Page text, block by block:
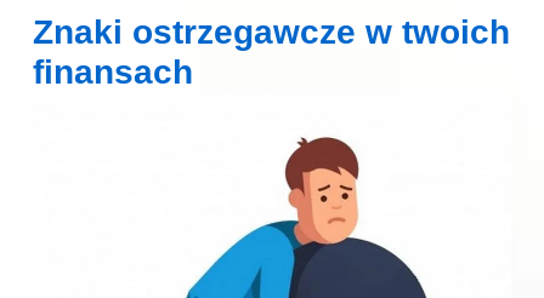
Znaki ostrzegawcze w twoich
finansach